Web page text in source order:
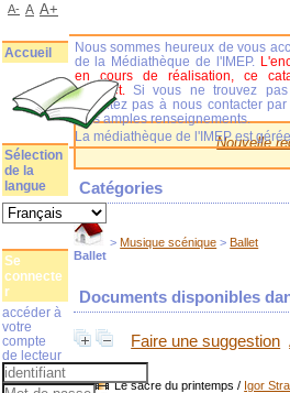
Nouvelle
Catégories
>Musique scénique >Ballet
Ballet
Documents disponibles
Faire une suggestion
Le sacre du printemps / Igor
Nous sommes heureux de vous
de la Médiathèque de l'IMEP.
en cours de réalisation, ce
complet.
Si vous ne trouvez
n'hésitez pas à nous contacter
plus amples renseignements.
La médiathèque de l'IMEP est
A- A A+
Accueil
Sélection
de la
langue
Se
connecte
r
accéder à
votre
compte
de lecteur